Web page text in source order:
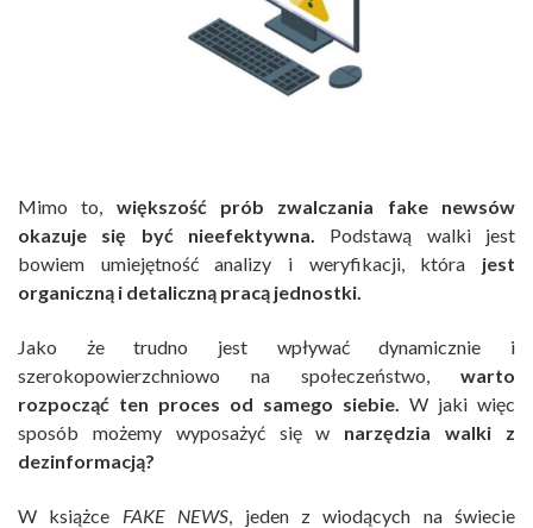
Mimo to, większość prób zwalczania fake newsów
okazuje się być nieefektywna.
Podstawą walki jest
bowiem umiejętność analizy i weryfikacji, która jest
organiczną i detaliczną pracą jednostki.
Jako że trudno jest wpływać dynamicznie i
szerokopowierzchniowo na społeczeństwo, warto
rozpocząć ten proces od samego siebie.
W jaki więc
sposób możemy wyposażyć się w narzędzia walki z
dezinformacją?
W książce FAKE NEWS , jeden z wiodących na świecie